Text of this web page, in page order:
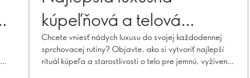
kúpeľňová a telová
starostlivosť
Chcete vniesť nádych luxusu do svojej každodennej
sprchovacej rutiny? Objavte, ako si vytvoriť najlepší
rituál kúpeľa a starostlivosti o telo pre jemnú, vyživenú